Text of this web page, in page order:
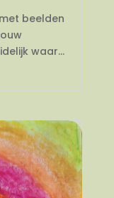
beelden
waar...